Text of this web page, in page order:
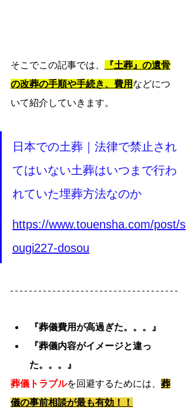
そこでこの記事では、
『土葬』の遺骨
の改葬の手順や手続き、費用 などにつ
いて紹介していきます。
日本での土葬｜法律で禁止され
てはいない土葬はいつまで行わ
れていた埋葬方法なのか
https://www.touensha.com/post/s
ougi227-dosou
『葬儀費用が高過ぎた。。。』
『葬儀内容がイメージと違っ
た。。。』
葬儀トラブルを回避するためには、 葬
儀の事前相談が最も有効！！